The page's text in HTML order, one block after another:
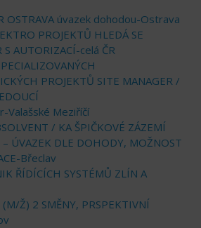
OSTRAVA úvazek dohodou-Ostrava
PROJEKTŮ HLEDÁ SE
S AUTORIZACÍ-celá ČR
PROJEKTŮ SITE MANAGER /
Valašské Meziříčí
/ KA ŠPIČKOVÉ ZÁZEMÍ
ÚVAZEK DLE DOHODY, MOŽNOST
Břeclav
ŘÍDÍCÍCH SYSTÉMŮ ZLÍN A
Ž) 2 SMĚNY, PRSPEKTIVNÍ